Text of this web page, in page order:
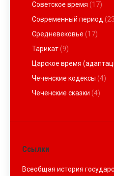
Советское время (17)
Современный период
Средневековье (17)
Тарикат(9)
Царское время
Чеченские кодексы (4)
Чеченские сказки (4)
Ссылки
Всеобщая история